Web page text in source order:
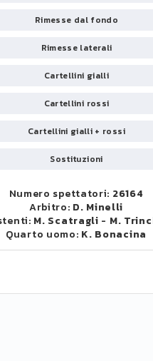
Rimesse dal fondo
Rimesse laterali
Cartellini gialli
Cartellini rossi
Cartellini gialli + rossi
Sostituzioni
Numero spettatori: 26164
Arbitro: D. Minelli
M. Scatragli - M.
Quarto uomo: K. Bonacina